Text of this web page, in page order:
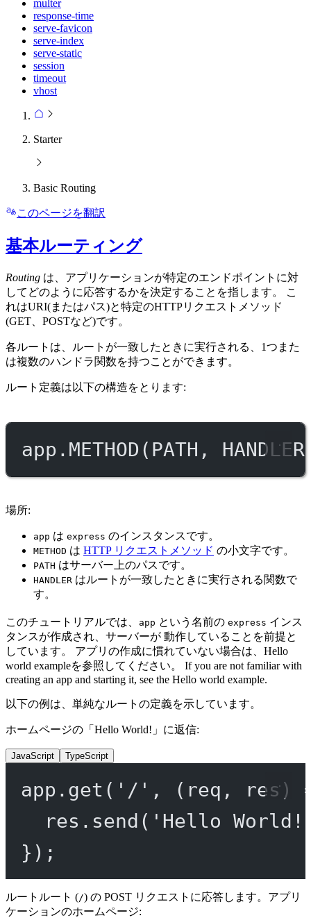
multer
response-time
serve-favicon
serve-index
serve-static
session
timeout
vhost
Starter
Basic Routing
このページを翻訳
基本ルーティング
Routing は、アプリケーションが特定のエンドポイントに対
してどのように応答するかを決定することを指します。 こ
れはURI(またはパス)と特定のHTTPリクエストメソッド
(GET、POSTなど)です。
各ルートは、ルートが一致したときに実行される、1つまた
は複数のハンドラ関数を持つことができます。
ルート定義は以下の構造をとります:
app. METHOD ( PATH , HANDLER
場所:
app は express のインスタンスです。
METHOD は HTTP リクエストメソッド の小文字です。
PATH はサーバー上のパスです。
HANDLER はルートが一致したときに実行される関数で
す。
このチュートリアルでは、 app という名前の express インス
タンスが作成され、サーバーが 動作していることを前提と
しています。 アプリの作成に慣れていない場合は、Hello
world exampleを参照してください。 If you are not familiar with
creating an app and starting it, see the Hello world example.
以下の例は、単純なルートの定義を示しています。
ホームページの「Hello World!」に返信:
JavaScript TypeScript
app. get ( '/' , ( req , res)
res. send ( 'Hello
});
ルートルート (/) の POST リクエストに応答します。アプリ
ケーションのホームページ: